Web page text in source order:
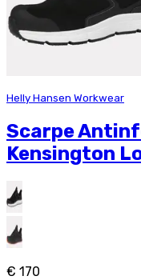
Helly Hansen Workwear
Scarpe
Kensington
€ 170